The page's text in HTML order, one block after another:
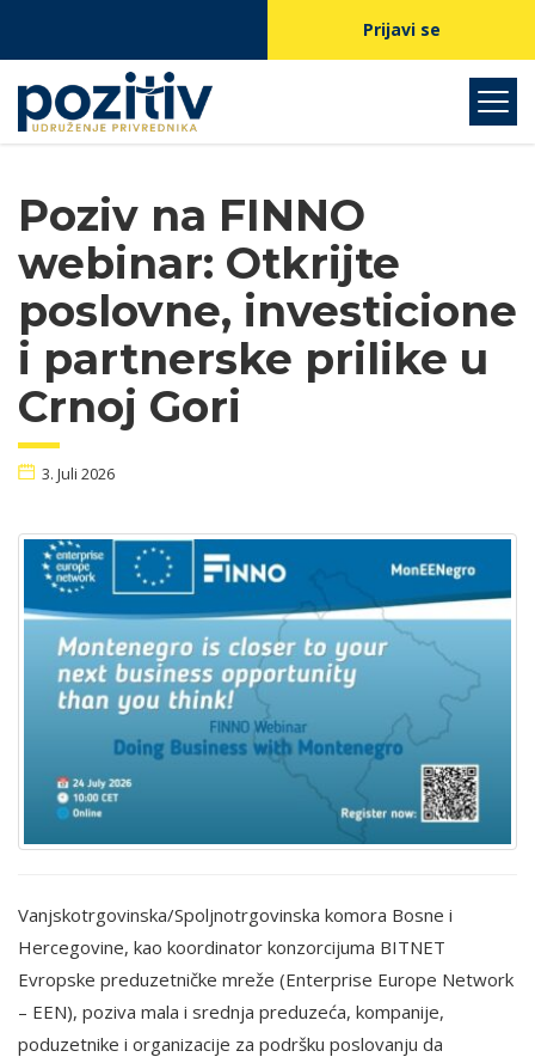
Prijavi se
Poziv na FINNO
webinar: Otkrijte
poslovne, investicione
i partnerske prilike u
Crnoj Gori
3. Juli 2026
Vanjskotrgovinska/Spoljnotrgovinska komora Bosne i
Hercegovine, kao koordinator konzorcijuma BITNET
Evropske preduzetničke mreže (Enterprise Europe Network
– EEN), poziva mala i srednja preduzeća, kompanije,
poduzetnike i organizacije za podršku poslovanju da